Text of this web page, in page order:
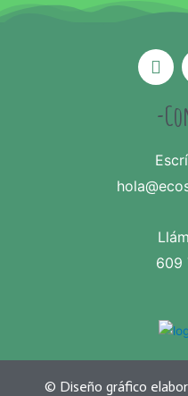
-
609
© Diseño gráfico